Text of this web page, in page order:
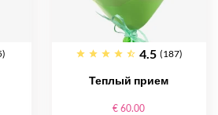
4.5 (187)
Теплый прием
€ 60.00